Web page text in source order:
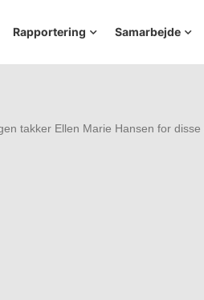
Rapportering Samarbejde
takker Ellen Marie Hansen for